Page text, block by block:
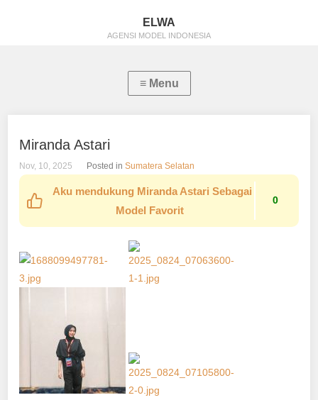
ELWA
AGENSI MODEL INDONESIA
Miranda Astari
Nov, 10, 2025 Posted inSumatera Selatan
Aku mendukung Miranda Astari Sebagai
Model Favorit
0